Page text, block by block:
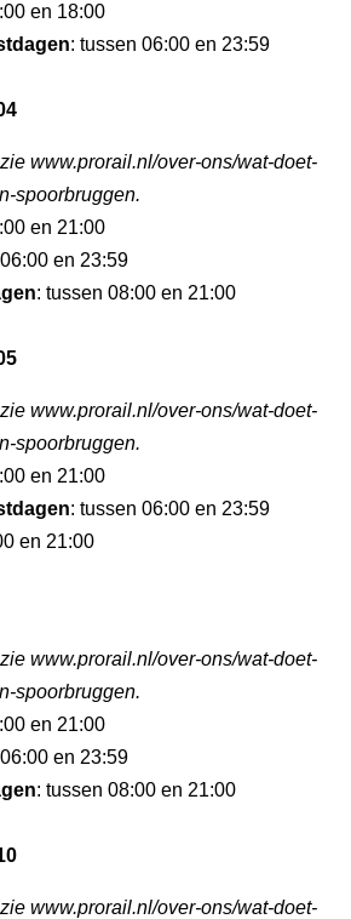
en 18:00
: tussen 06:00 en 23:59
www.prorail.nl/over-ons/wat-doet-
spoorbruggen.
en 21:00
en 23:59
: tussen 08:00 en 21:00
www.prorail.nl/over-ons/wat-doet-
spoorbruggen.
en 21:00
: tussen 06:00 en 23:59
en 21:00
www.prorail.nl/over-ons/wat-doet-
spoorbruggen.
en 21:00
en 23:59
: tussen 08:00 en 21:00
www.prorail.nl/over-ons/wat-doet-